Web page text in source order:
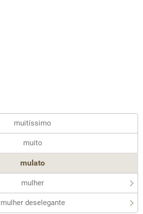
muitíssimo
muito
mulato
mulher
mulher deselegante